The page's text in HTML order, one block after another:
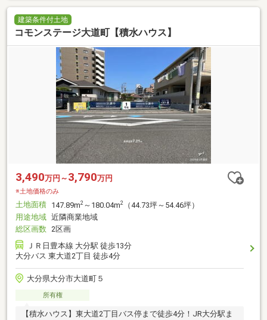
建築条件付土地
コモンステージ大道町【積水ハウス】
3,490万円～ 3,790万円
※土地価格のみ
土地面積 147.89m2 ～180.04m2
（44.73坪～54.46坪）
用途地域 近隣商業地域
総区画数 2区画
ＪＲ日豊本線 大分駅 徒歩13分
大分バス 東大道2丁目 徒歩4分
大分県大分市大道町５
所有権
【積水ハウス】東大道2丁目バス停まで徒歩4分！JR大分駅ま